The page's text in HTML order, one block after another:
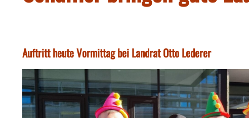
Auftritt heute Vormittag bei Landrat Otto Lederer